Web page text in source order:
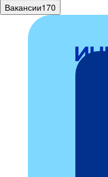
Вакансии170